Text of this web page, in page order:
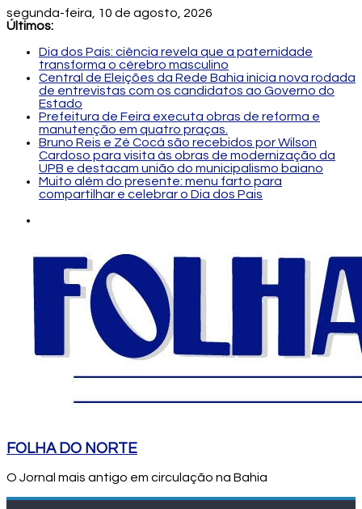
segunda-feira, 10 de agosto, 2026
Últimos:
Dia dos Pais: ciência revela que a paternidade
transforma o cérebro masculino
Central de Eleições da Rede Bahia inicia nova rodada
de entrevistas com os candidatos ao Governo do
Estado
Prefeitura de Feira executa obras de reforma e
manutenção em quatro praças.
Bruno Reis e Zé Cocá são recebidos por Wilson
Cardoso para visita às obras de modernização da
UPB e destacam união do municipalismo baiano
Muito além do presente: menu farto para
compartilhar e celebrar o Dia dos Pais
FOLHA DO NORTE
O Jornal mais antigo em circulação na Bahia